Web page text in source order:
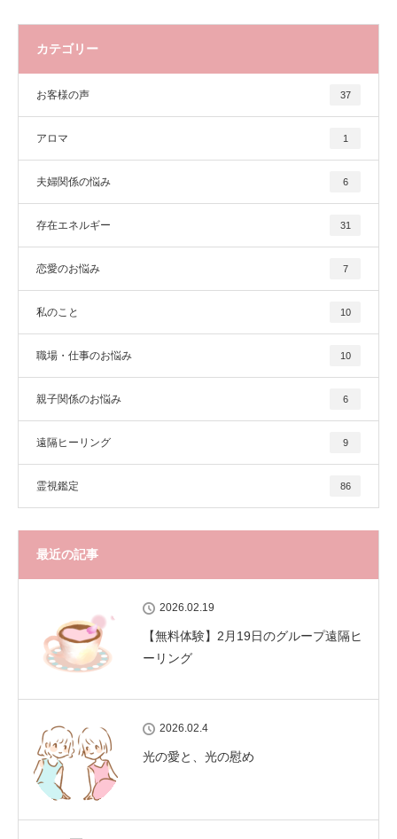
カテゴリー
お客様の声 37
アロマ 1
夫婦関係の悩み 6
存在エネルギー 31
恋愛のお悩み 7
私のこと 10
職場・仕事のお悩み 10
親子関係のお悩み 6
遠隔ヒーリング 9
霊視鑑定 86
最近の記事
2026.02.19
【無料体験】2月19日のグループ遠隔ヒ
ーリング
2026.02.4
光の愛と、光の慰め